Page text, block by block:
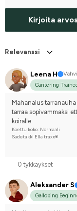
Kirjoita
Relevanssi
Leena H
Cantering
Mahanalus
tarraa sopivammaksi
koiralle
Koettu koko: Normaali
Sadetakki Ella traxx®
0 tykkäykset
Aleksander S
Galloping